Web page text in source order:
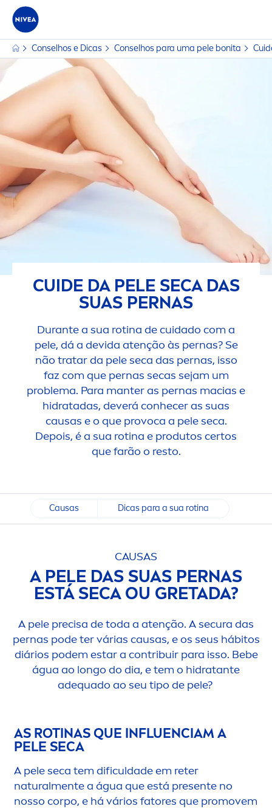
Conselhos e Dicas Conselhos para uma pele bonita
CUIDE DA PELE SECA DAS
SUAS PERNAS
Durante a sua rotina de cuidado com a
pele, dá a devida atenção às pernas? Se
não tratar da pele seca das pernas, isso
faz com que pernas secas sejam um
problema. Para manter as pernas macias e
hidratadas, deverá conhecer as suas
causas e o que provoca a pele seca.
Depois, é a sua rotina e produtos certos
que farão o resto.
Causas Dicas para a sua rotina
CAUSAS
A PELE DAS SUAS PERNAS
ESTÁ SECA OU GRETADA?
A pele precisa de toda a atenção. A secura das
pernas pode ter várias causas, e os seus hábitos
diários podem estar a contribuir para isso. Bebe
água ao longo do dia, e tem o hidratante
adequado ao seu tipo de pele?
AS ROTINAS QUE INFLUENCIAM A
PELE SECA
A pele seca tem dificuldade em reter
naturalmente a água que está presente no
nosso corpo, e há vários fatores que promovem